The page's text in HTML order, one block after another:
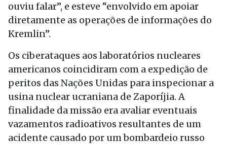
ouviu falar”, e esteve “envolvido em apoiar
diretamente as operações de informações do
Kremlin”.
Os ciberataques aos laboratórios nucleares
americanos coincidiram com a expedição de
peritos das Nações Unidas para inspecionar a
usina nuclear ucraniana de Zaporíjia. A
finalidade da missão era avaliar eventuais
vazamentos radioativos resultantes de um
acidente causado por um bombardeio russo